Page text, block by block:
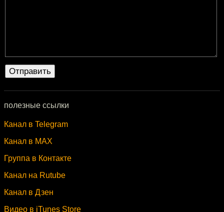
полезные ссылки
Канал в Telegram
Канал в MAX
Группа в Контакте
Канал на Rutube
Канал в Дзен
Видео в iTunes Store